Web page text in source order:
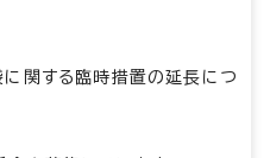
に関する臨時措置の延長につ